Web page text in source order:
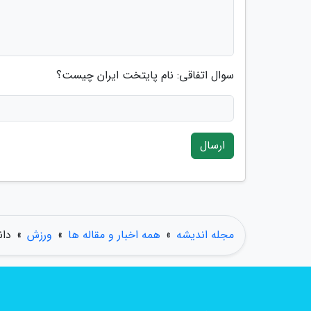
سوال اتفاقی: نام پایتخت ایران چیست؟
ارسال
مجله اندیشه » همه اخبار و مقاله ها » ورزش »